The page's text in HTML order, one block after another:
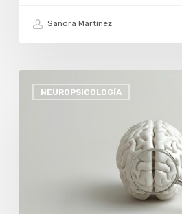
Sandra Martínez
NEUROPSICOLOGÍA
NUEVO